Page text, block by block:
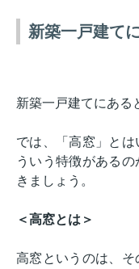
新築一戸建て
新築一戸建てにある
では、「高窓」と
ういう特徴がある
きましょう。
＜高窓とは＞
高窓というのは、そ